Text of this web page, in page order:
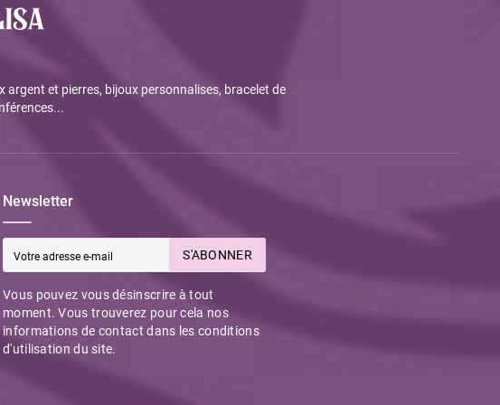
et pierres, bijoux personnalises, bracelet de
Newsletter
S'ABONNER
Vous pouvez vous désinscrire à tout
moment. Vous trouverez pour cela nos
informations de contact dans les conditions
d'utilisation du site.